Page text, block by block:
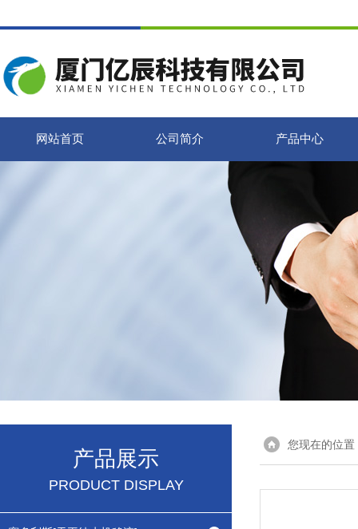
网站首页 公司简介 产品中心
产品展示
PRODUCT DISPLAY
您现在的位置